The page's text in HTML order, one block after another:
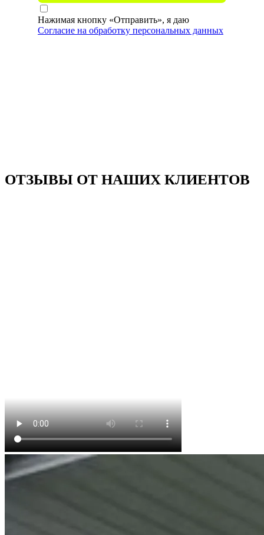
Нажимая кнопку «Отправить», я даю
Согласие на обработку персональных данных
ОТЗЫВЫ ОТ НАШИХ КЛИЕНТОВ